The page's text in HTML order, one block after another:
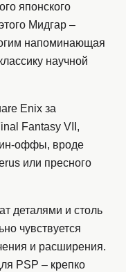
японского
Мидгар –
напоминающая
научной
Enix за
Fantasy VII,
оффы, вроде
или пресного
деталями и столь
чувствуется
и расширения.
PSP – крепко